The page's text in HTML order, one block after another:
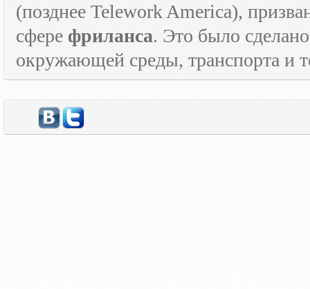
(позднее Telework America),
сфере фриланса. Это было
окружающей среды, транспорта и